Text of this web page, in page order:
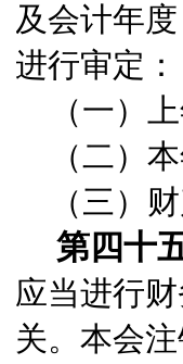
及会计年
进行审定：
（一）
（二）
（三）
第四十
应当进行
关。本会